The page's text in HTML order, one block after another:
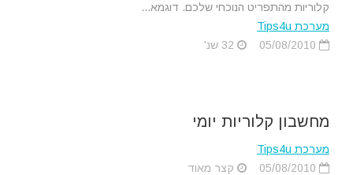
קלוריות מהתפריט הנוכחי שלכם. דוגמא...
מערכת Tips4u
מחשבון קלוריות יומי
מערכת Tips4u
קצר מאוד